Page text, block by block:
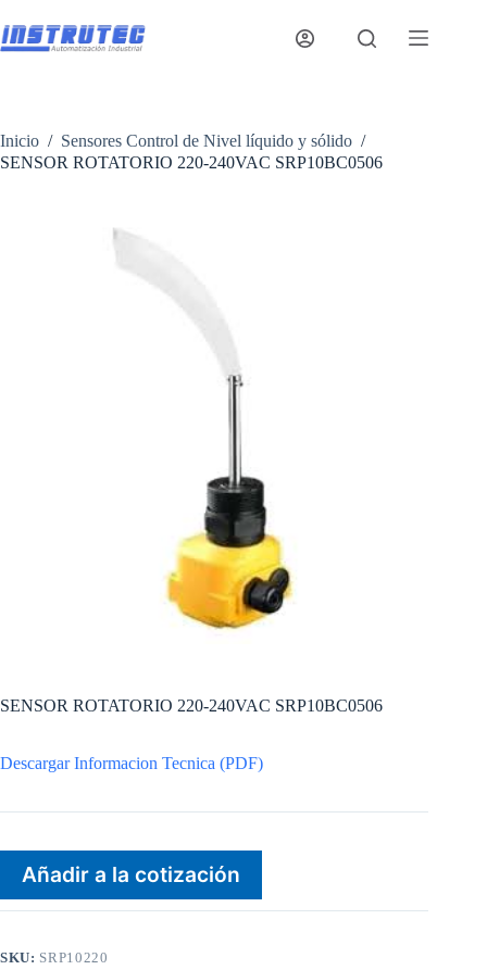
al
contenido
Inicio / Sensores Control de Nivel líquido y sólido /
SENSOR ROTATORIO 220-240VAC SRP10BC0506
SENSOR ROTATORIO 220-240VAC SRP10BC0506
Descargar Informacion Tecnica (PDF)
Añadir a la cotización
SKU: SRP10220